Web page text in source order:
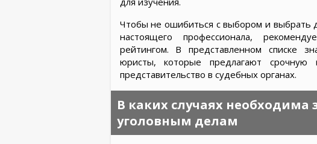
Чтобы не ошибиться с выбором и выбрать
настоящего профессионала,
рейтингом. В представленном списке
юристы, которые предлагают срочную
представительство в судебных органах.
В каких случаях необходима
уголовным делам